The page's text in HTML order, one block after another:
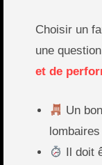
Choisir un
une
et de
Un
lombaires
Il doit